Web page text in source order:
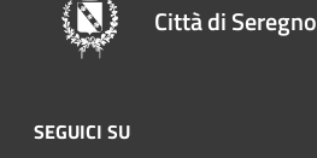
Città di Seregno
SEGUICI SU